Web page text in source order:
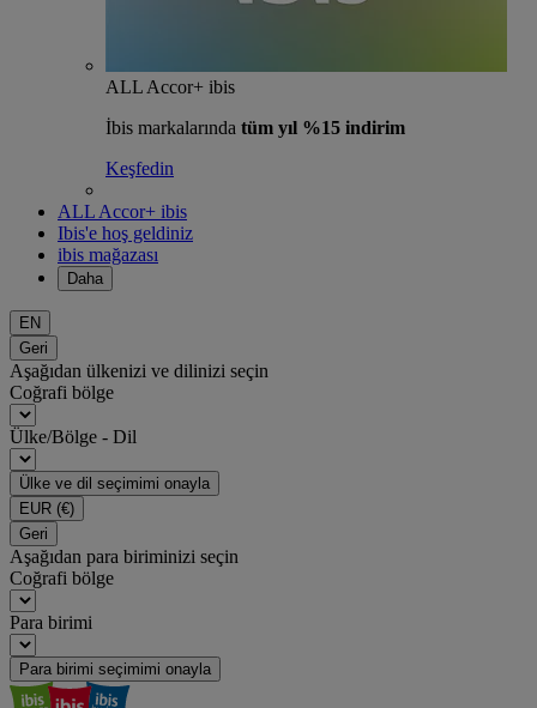
ALL Accor+ ibis
İbis markalarında tüm yıl %15 indirim
Keşfedin
ALL Accor+ ibis
Ibis'e hoş geldiniz
ibis mağazası
Daha
EN
Geri
Aşağıdan ülkenizi ve dilinizi seçin
Coğrafi bölge
Ülke/Bölge - Dil
Ülke ve dil seçimimi onayla
EUR (€)
Geri
Aşağıdan para biriminizi seçin
Coğrafi bölge
Para birimi
Para birimi seçimimi onayla